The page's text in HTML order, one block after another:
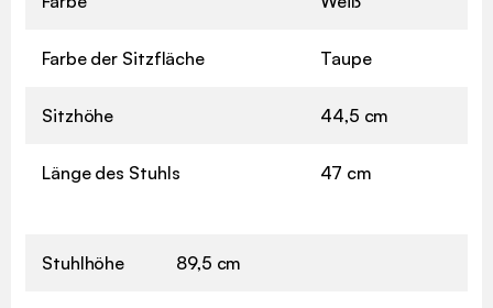
Farbe der Sitzfläche Taupe
Sitzhöhe 44,5 cm
Länge des Stuhls 47 cm
Stuhlhöhe 89,5 cm